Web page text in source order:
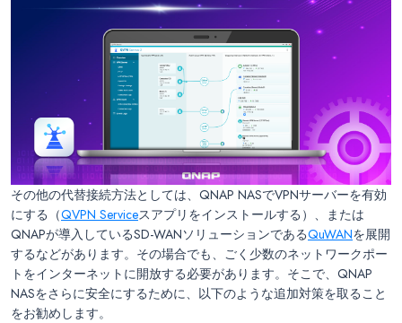
その他の代替接続方法としては、QNAP NASでVPNサーバーを有効
にする（QVPN Serviceスアプリをインストールする）、または
QNAPが導入しているSD-WANソリューションであるQuWANを展開
するなどがあります。その場合でも、ごく少数のネットワークポー
トをインターネットに開放する必要があります。そこで、QNAP
NASをさらに安全にするために、以下のような追加対策を取ること
をお勧めします。